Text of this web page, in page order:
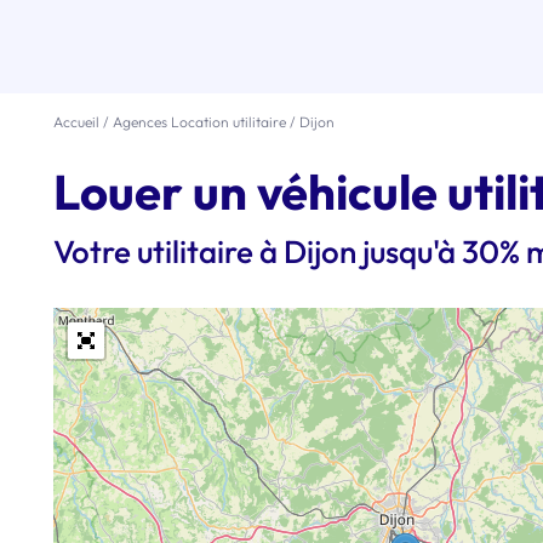
Accueil / Agences Location utilitaire / Dijon
Louer un véhicule
Votre utilitaire à Dijon jusqu'à 30%